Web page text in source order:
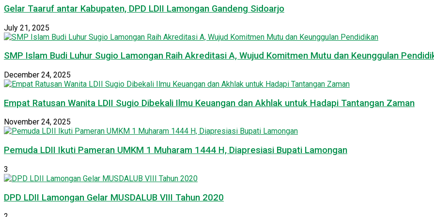
Gelar Taaruf antar Kabupaten, DPD LDII Lamongan Gandeng Sidoarjo
July 21, 2025
SMP Islam Budi Luhur Sugio Lamongan Raih Akreditasi A, Wujud Komitmen Mutu dan Keunggulan
December 24, 2025
Empat Ratusan Wanita LDII Sugio Dibekali Ilmu Keuangan dan Akhlak untuk Hadapi Tantangan Zaman
November 24, 2025
Pemuda LDII Ikuti Pameran UMKM 1 Muharam 1444 H, Diapresiasi Bupati Lamongan
3
DPD LDII Lamongan Gelar MUSDALUB VIII Tahun 2020